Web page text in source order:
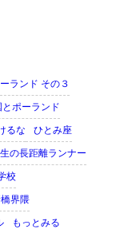
ランド その３
ポーランド
るな ひとみ座
の長距離ランナー
校
界隈
もっとみる